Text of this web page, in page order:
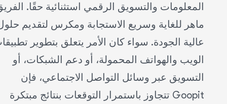
المعلومات والتسويق الرقمي استثنائية حقًا. الفريق
ماهر للغاية وسريع الاستجابة ومكرس لتقديم حلول
عالية الجودة. سواء كان الأمر يتعلق بتطوير تطبيقات
الويب والهواتف المحمولة، أو دعم الشبكات، أو
التسويق عبر وسائل التواصل الاجتماعي، فإن
Goopit تتجاوز باستمرار التوقعات بنتائج مبتكرة